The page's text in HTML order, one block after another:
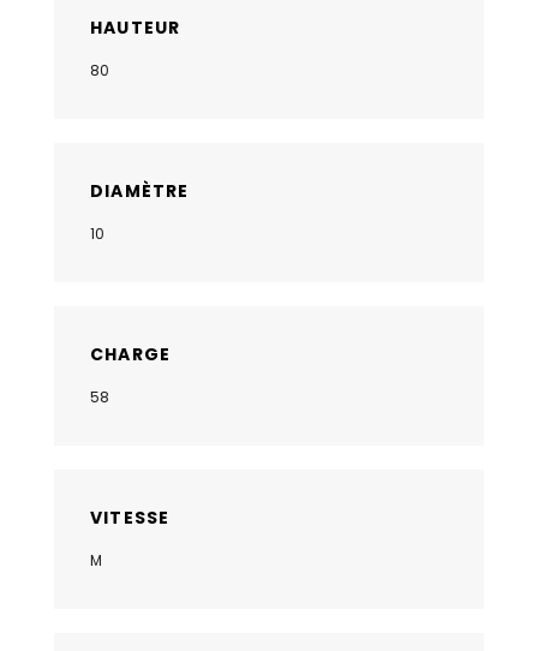
HAUTEUR
80
DIAMÈTRE
10
CHARGE
58
VITESSE
M